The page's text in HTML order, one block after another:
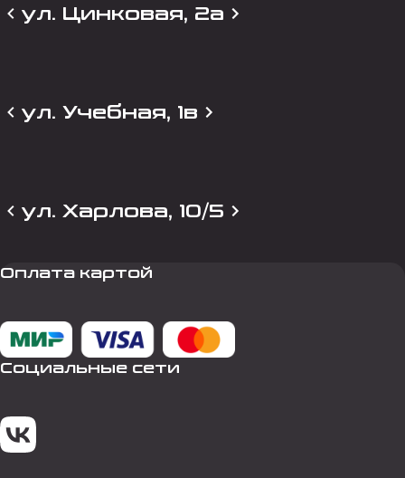
ул. Цинковая, 2а
ул. Учебная, 1в
ул. Харлова, 10/5
Оплата картой
Социальные сети